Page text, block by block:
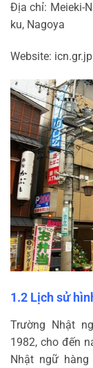
Địa chỉ: Meieki-
ku, Nagoya
Website: icn.gr.jp
1.2 Lịch sử
Trường Nhật
1982, cho đến
Nhật ngữ